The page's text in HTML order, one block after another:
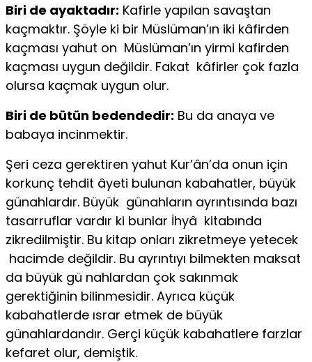
Biri de ayaktadır: Kafirle yapılan savaştan
kaçmaktır. Şöyle ki bir Müslüman’ın iki kâfirden
kaçması yahut on Müslüman’ın yirmi kafirden
kaçması uygun değildir. Fakat kâfirler çok fazla
olursa kaçmak uygun olur.
Biri de bütün bedendedir: Bu da anaya ve
babaya incinmektir.
Şeri ceza gerektiren yahut Kur’ân’da onun için
korkunç tehdit âyeti bulunan kabahatler, büyük
günahlardır. Büyük günahların ayrıntısında bazı
tasarruflar vardır ki bunlar İhyâ kitabında
zikredilmiştir. Bu kitap onları zikretmeye yetecek
hacimde değildir. Bu ayrıntıyı bilmekten maksat
da büyük gü nahlardan çok sakınmak
gerektiğinin bilinmesidir. Ayrıca küçük
kabahatlerde ısrar etmek de büyük
günahlardandır. Gerçi küçük kabahatlere farzlar
kefaret olur, demiştik.